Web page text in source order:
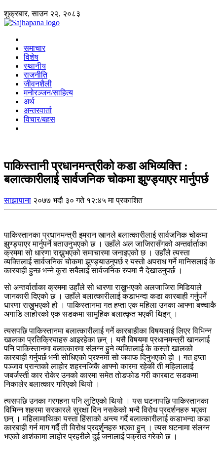
शुक्रबार, साउन २२, २०८३
समाचार
विशेष
स्थानीय
राजनीति
जीवनशैली
मनोरञ्जन/साहित्य
अर्थ
अन्तरवार्ता
विचार/बहस
पाकिस्तानी प्रधानमन्त्रीको कडा अभिव्यक्ति :
बलात्कारीलाई सार्वजनिक चोकमा झुण्ड्याएर मार्नुपर्छ
साझापाना २०७७ भदौ ३० गते १२:४५ मा प्रकाशित
पाकिस्तानका प्रधानमन्त्री इमरान खानले बलात्कारीलाई सार्वजनिक चोकमा
झुण्ड्याएर मार्नुपर्ने बताउनुभएको छ । उहाँले अल जाजिरासँगको अन्तर्वार्ताका
क्रममा सो धारणा राख्नुभएको समाचारमा जनाइएको छ । उहाँले त्यस्ता
व्यक्तिलाई सार्वजनिक चोकमा झुण्ड्याउनुपर्छ र यस्तो अपराध गर्ने मानिसलाई के
कारबाही हुन्छ भन्ने कुरा सबैलाई सार्वजनिक रुपमा नै देखाउनुपर्छ ।
सो अन्तर्वार्ताका क्रममा उहाँले सो धारणा राख्नुभएको अलजाजिरा मिडियाले
जानकारी दिएको छ । उहाँले बलात्कारीलाई कडाभन्दा कडा कारबाही गर्नुपर्ने
धारणा राख्नुभएको हो । पाकिस्तानमा गत हप्ता एक महिला उनका आफ्ना बच्चाकै
अगाडि लाहोरको एक सडकमा सामुहिक बलात्कृत भएकी थिइन् ।
त्यसपछि पाकिस्तानमा बलात्कारीलाई गर्ने कारबाहीका विषयलाई लिएर विभिन्न
खालका प्रतिक्रियाहरु आइरहेका छन् । यसै विषयमा प्रधानमन्त्री खानलाई
पनि पाकिस्तानमा बलात्कारमा संलग्न हुने व्यक्तिलाई के कस्तो खालको
कारबाही गर्नुपर्छ भनी सोधिएको प्रश्नमा सो जवाफ दिनुभएको हो । गत हप्ता
पञ्जाव प्रान्तको लाहोर शहरनजिकै आफ्नो कारमा रहेकी ती महिलालाई
जबर्जस्ती कार रोकेर उनको कारमा समेत तोडफोड गरी कारबाट सडकमा
निकालेर बलात्कार गरिएको थियो ।
त्यसपछि उनका गरगहना पनि लुटिएको थियो । यस घटनापछि पाकिस्तानका
विभिन्न शहरमा सरकारले सुरक्षा दिन नसकेको भन्दै विरोध प्रदर्शनहरु भएका
छन् । महिलामाथिका यस्ता हिंसाको अन्त्य गर्दै बलात्कारीलाई कडाभन्दा कडा
कारबाही गर्न माग गर्दै ती विरोध प्रदर्शृनहरु भएका हुन् । त्यस घटनामा संलग्न
भएको आशंकामा लाहोर प्रहरीले दुई जनालाई पक्राउ गरेको छ ।